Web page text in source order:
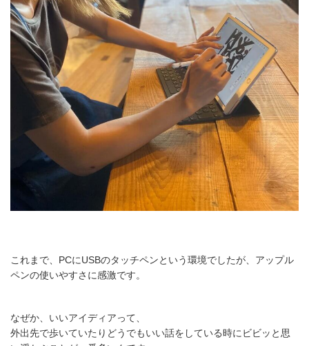
これまで、PCにUSBのタッチペンという環境でしたが、アップル
ペンの使いやすさに感激です。
なぜか、いいアイディアって、
外出先で歩いていたりどうでもいい話をしている時にビビッと思